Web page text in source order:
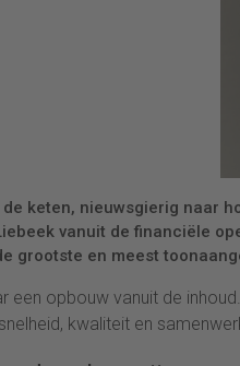
keten, nieuwsgierig naar
vanuit de financiële
grootste en meest
een opbouw vanuit de
kwaliteit en